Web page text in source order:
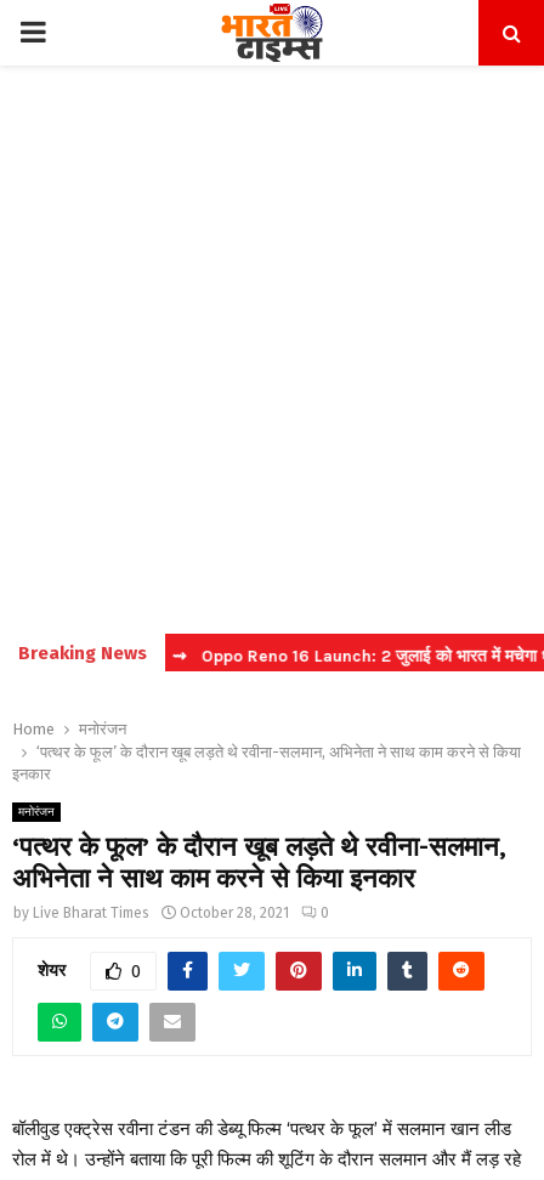
PRIMARY
Breaking News
टिकट बुकिंग ⇝ Oppo Reno 16 Launch: 2 जुलाई को भारत में मचेगा धमाल
Home
मनोरंजन
‘पत्थर के फूल’ के दौरान खूब लड़ते थे रवीना-सलमान, अभिनेता ने साथ काम करने से किया
इनकार
मनोरंजन
‘पत्थर के फूल’ के दौरान खूब लड़ते थे रवीना-सलमान,
अभिनेता ने साथ काम करने से किया इनकार
by Live Bharat Times October 28, 2021 0
शेयर 0
बॉलीवुड एक्ट्रेस रवीना टंडन की डेब्यू फिल्म ‘पत्थर के फूल’ में सलमान खान लीड
रोल में थे। उन्होंने बताया कि पूरी फिल्म की शूटिंग के दौरान सलमान और मैं लड़ रहे